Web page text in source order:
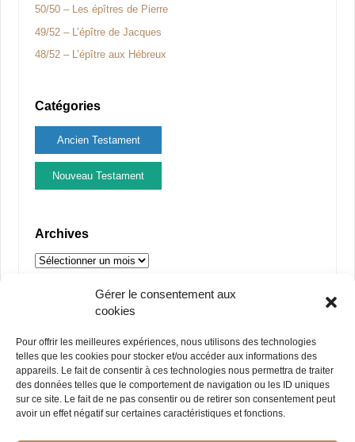
Gérer le consentement aux
cookies
Pour offrir les meilleures expériences, nous utilisons des technologies
telles que les cookies pour stocker et/ou accéder aux informations des
appareils. Le fait de consentir à ces technologies nous permettra de traiter
des données telles que le comportement de navigation ou les ID uniques
sur ce site. Le fait de ne pas consentir ou de retirer son consentement peut
avoir un effet négatif sur certaines caractéristiques et fonctions.
50/50 – Les épîtres de Pierre
49/52 – L’épître de Jacques
48/52 – L’épître aux Hébreux
Catégories
Ancien Testament
Nouveau Testament
Archives
Partenaires